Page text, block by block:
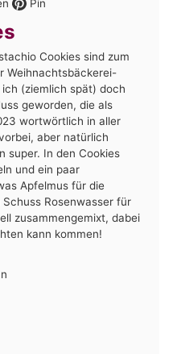
Pin
Cookies sind zum
Weihnachtsbäckerei-
(ziemlich spät) doch
geworden, die als
wortwörtlich in aller
aber natürlich
super. In den Cookies
und ein paar
Apfelmus für die
Rosenwasser für
zusammengemixt, dabei
kann kommen!